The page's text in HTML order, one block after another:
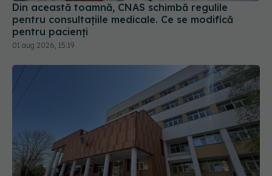
Din această toamnă, CNAS schimbă regulile
pentru consultațiile medicale. Ce se modifică
pentru pacienți
01 aug 2026, 15:19